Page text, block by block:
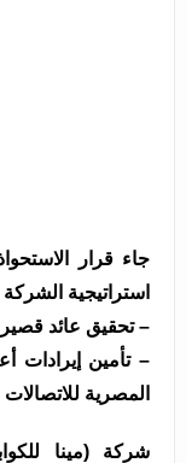
جاء قرار
استراتيجية الشركة
– تحقيق عائد قصير
– تأمين إيرادات
المصرية
شركة (مينا